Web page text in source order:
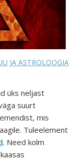
JA ASTROLOOGIA
üks neljast
suurt
mis
Tuleelement
. Need kolm